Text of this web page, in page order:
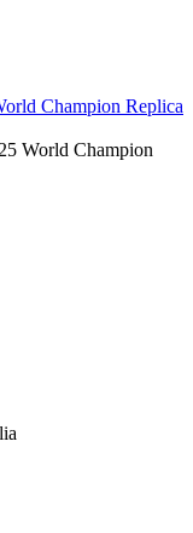
Champion Replica
World Champion